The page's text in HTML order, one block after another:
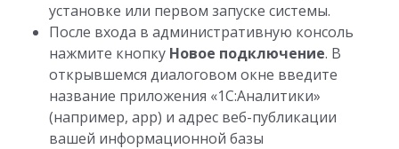
установке или первом запуске системы.
После входа в административную консоль
нажмите кнопку Новое подключение. В
открывшемся диалоговом окне введите
название приложения «1С:Аналитики»
(например, app) и адрес веб-публикации
вашей информационной базы